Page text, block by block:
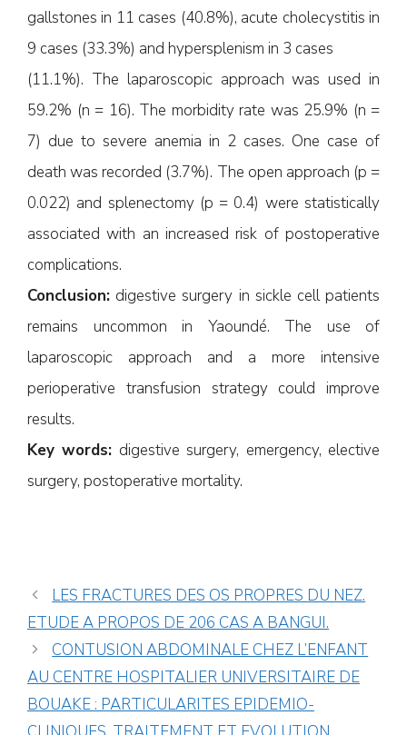
gallstones in 11 cases (40.8%), acute cholecystitis in
9 cases (33.3%) and hypersplenism in 3 cases
(11.1%). The laparoscopic approach was used in
59.2% (n = 16). The morbidity rate was 25.9% (n =
7) due to severe anemia in 2 cases. One case of
death was recorded (3.7%). The open approach (p =
0.022) and splenectomy (p = 0.4) were statistically
associated with an increased risk of postoperative
complications.
Conclusion: digestive surgery in sickle cell patients
remains uncommon in Yaoundé. The use of
laparoscopic approach and a more intensive
perioperative transfusion strategy could improve
results.
Key words: digestive surgery, emergency, elective
surgery, postoperative mortality.
LES FRACTURES DES OS PROPRES DU NEZ.
ETUDE A PROPOS DE 206 CAS A BANGUI.
CONTUSION ABDOMINALE CHEZ L’ENFANT
AU CENTRE HOSPITALIER UNIVERSITAIRE DE
BOUAKE : PARTICULARITES EPIDEMIO-